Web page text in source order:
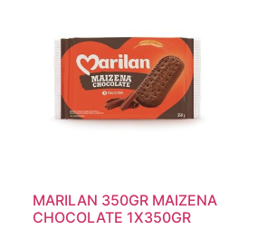
MARILAN 350GR MAIZENA
CHOCOLATE 1X350GR